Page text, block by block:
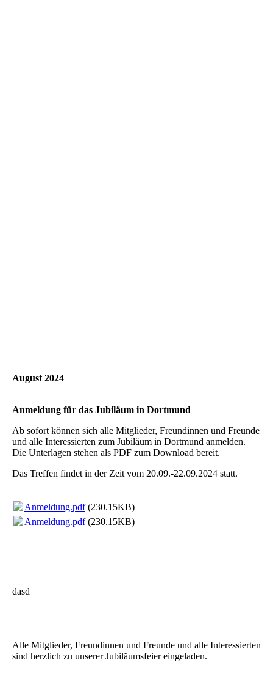
August 2024
Anmeldung für das Jubiläum in Dortmund
Ab sofort können sich alle Mitglieder, Freundinnen und Freunde
und alle Interessierten zum Jubiläum in Dortmund anmelden.
Die Unterlagen stehen als PDF zum Download bereit.
Das Treffen findet in der Zeit vom 20.09.-22.09.2024 statt.
Anmeldung.pdf(230.15KB)
Anmeldung.pdf(230.15KB)
dasd
Alle Mitglieder, Freundinnen und Freunde und alle Interessierten
sind herzlich zu unserer Jubiläumsfeier eingeladen.